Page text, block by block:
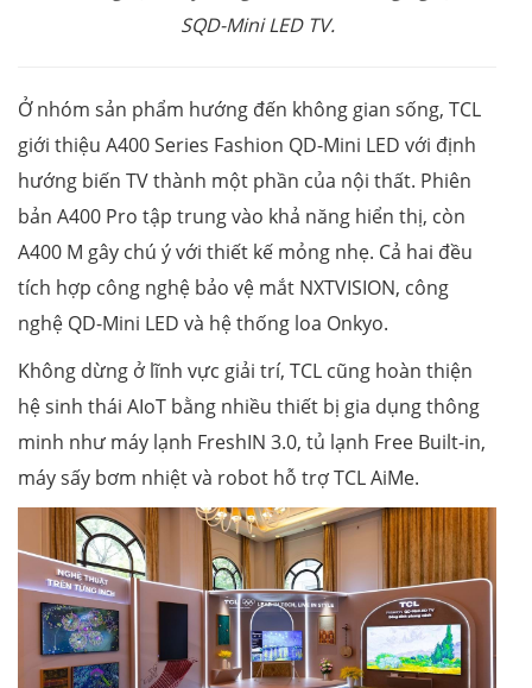
SQD-Mini LED TV.
Ở nhóm sản phẩm hướng đến không gian sống, TCL
giới thiệu A400 Series Fashion QD-Mini LED với định
hướng biến TV thành một phần của nội thất. Phiên
bản A400 Pro tập trung vào khả năng hiển thị, còn
A400 M gây chú ý với thiết kế mỏng nhẹ. Cả hai đều
tích hợp công nghệ bảo vệ mắt NXTVISION, công
nghệ QD-Mini LED và hệ thống loa Onkyo.
Không dừng ở lĩnh vực giải trí, TCL cũng hoàn thiện
hệ sinh thái AIoT bằng nhiều thiết bị gia dụng thông
minh như máy lạnh FreshIN 3.0, tủ lạnh Free Built-in,
máy sấy bơm nhiệt và robot hỗ trợ TCL AiMe.